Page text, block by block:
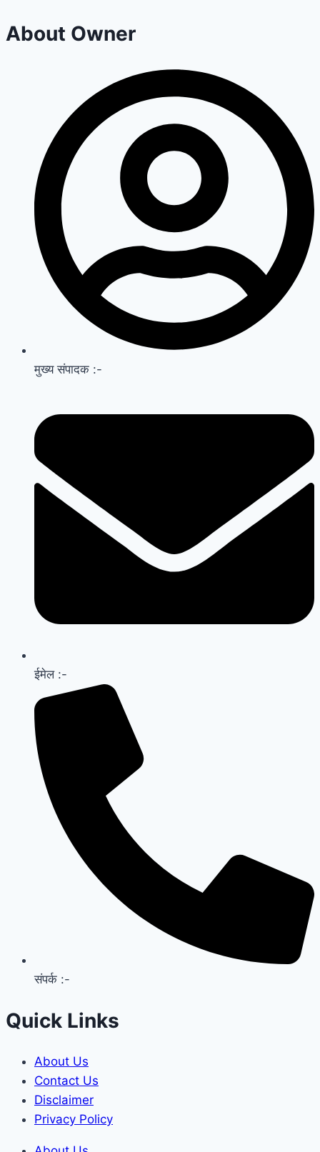
About Owner
मुख्य संपादक :-
ईमेल :-
संपर्क :-
Quick Links
About Us
Contact Us
Disclaimer
Privacy Policy